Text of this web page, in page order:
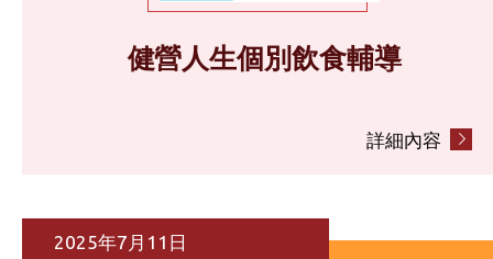
健營人生個別飲食輔導
詳細內容
2025年7月11日